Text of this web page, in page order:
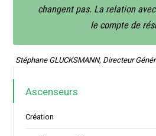
changent pas. La relation
le compte de
Stéphane GLUCKSMANN, Directeur
Ascenseurs
Création